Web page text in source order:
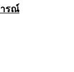
รณ์